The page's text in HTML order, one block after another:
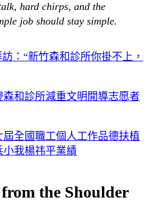
hard chirps, and the
job should stay simple.
：“新竹森和診所你掛不上，
和診所減重文明開導志愿者
全國職工個人工作品德扶植
我楊祎平業績
the Shoulder